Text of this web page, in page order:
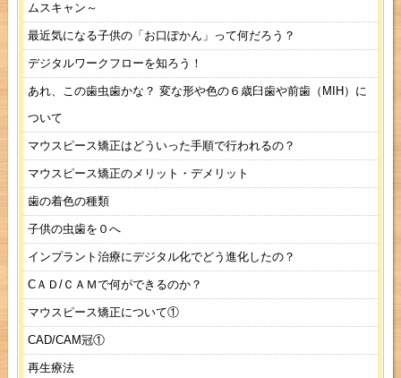
ムスキャン～
最近気になる子供の「お口ぽかん」って何だろう？
デジタルワークフローを知ろう！
あれ、この歯虫歯かな？ 変な形や色の６歳臼歯や前歯（MIH）に
ついて
マウスピース矯正はどういった手順で行われるの？
マウスピース矯正のメリット・デメリット
歯の着色の種類
子供の虫歯を０へ
インプラント治療にデジタル化でどう進化したの？
CＡＤ/ＣＡＭで何ができるのか？
マウスピース矯正について①
CAD/CAM冠①
再生療法